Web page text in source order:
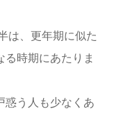
は、更年期に似た
時期にあたりま
惑う人も少なくあ